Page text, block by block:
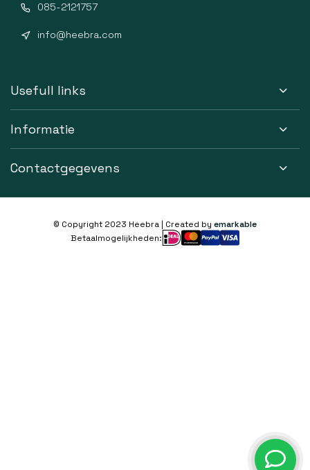
085-2121757
info@heebra.com
Usefull links
Informatie
Contactgegevens
© Copyright 2023 Heebra | Created by emarkable
Betaalmogelijkheden: